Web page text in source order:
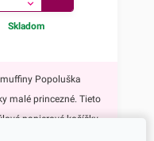
Skladom
Popoluška
malé princezné. Tieto
papierové košíčky